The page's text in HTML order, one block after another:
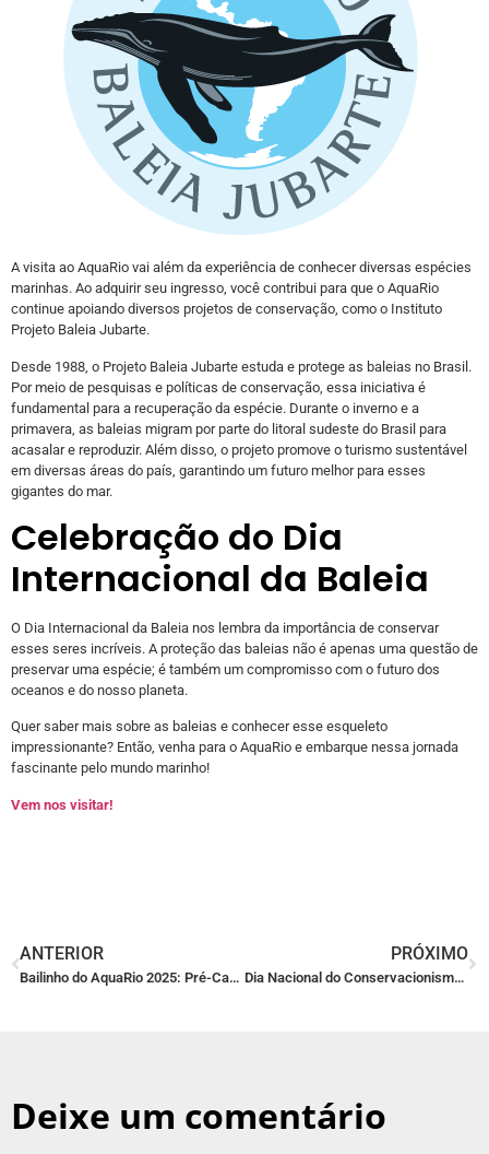
A visita ao AquaRio vai além da experiência de conhecer diversas espécies
marinhas. Ao adquirir seu ingresso, você contribui para que o AquaRio
continue apoiando diversos projetos de conservação, como o Instituto
Projeto Baleia Jubarte.
Desde 1988, o Projeto Baleia Jubarte estuda e protege as baleias no Brasil.
Por meio de pesquisas e políticas de conservação, essa iniciativa é
fundamental para a recuperação da espécie. Durante o inverno e a
primavera, as baleias migram por parte do litoral sudeste do Brasil para
acasalar e reproduzir. Além disso, o projeto promove o turismo sustentável
em diversas áreas do país, garantindo um futuro melhor para esses
gigantes do mar.
Celebração do Dia
Internacional da Baleia
O Dia Internacional da Baleia nos lembra da importância de conservar
esses seres incríveis. A proteção das baleias não é apenas uma questão de
preservar uma espécie; é também um compromisso com o futuro dos
oceanos e do nosso planeta.
Quer saber mais sobre as baleias e conhecer esse esqueleto
impressionante? Então, venha para o AquaRio e embarque nessa jornada
fascinante pelo mundo marinho!
Vem nos visitar!
ANTERIOR
Bailinho do AquaRio 2025: Pré-Carnaval une folia e conscientização ambiental no Rio
PRÓXIMO
Dia Nacional do Conservacionismo Ambiental
Deixe um comentário